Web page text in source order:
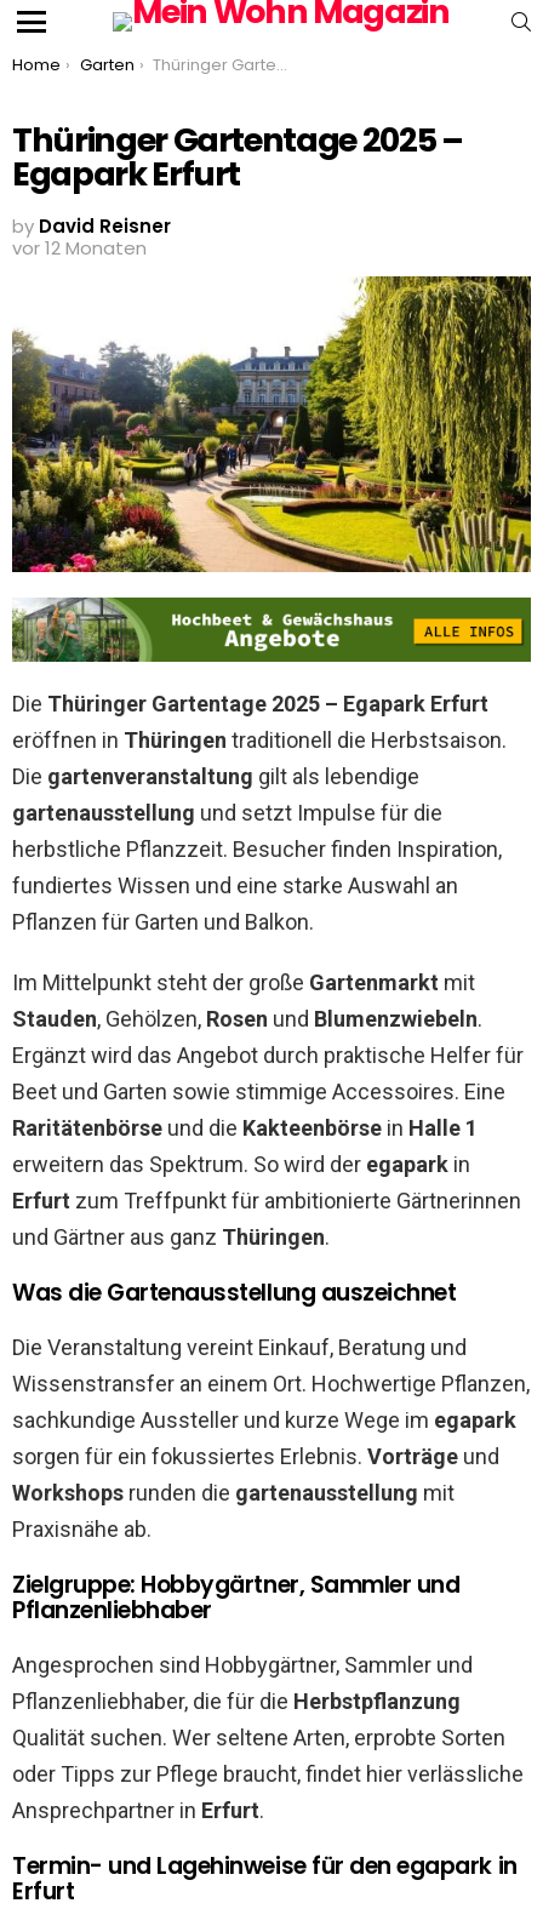
You are here:
Home Garten Thüringer Gartentage 2025 – Egapark Erfurt
Thüringer Gartentage 2025 –
Egapark Erfurt
by David Reisner
vor 12 Monaten
Die Thüringer Gartentage 2025 – Egapark Erfurt
eröffnen in Thüringen traditionell die Herbstsaison.
Die gartenveranstaltung gilt als lebendige
gartenausstellung und setzt Impulse für die
herbstliche Pflanzzeit. Besucher finden Inspiration,
fundiertes Wissen und eine starke Auswahl an
Pflanzen für Garten und Balkon.
Im Mittelpunkt steht der große Gartenmarkt mit
Stauden, Gehölzen, Rosen und Blumenzwiebeln.
Ergänzt wird das Angebot durch praktische Helfer für
Beet und Garten sowie stimmige Accessoires. Eine
Raritätenbörse und die Kakteenbörse in Halle 1
erweitern das Spektrum. So wird der egapark in
Erfurt zum Treffpunkt für ambitionierte Gärtnerinnen
und Gärtner aus ganz Thüringen.
Was die Gartenausstellung auszeichnet
Die Veranstaltung vereint Einkauf, Beratung und
Wissenstransfer an einem Ort. Hochwertige Pflanzen,
sachkundige Aussteller und kurze Wege im egapark
sorgen für ein fokussiertes Erlebnis. Vorträge und
Workshops runden die gartenausstellung mit
Praxisnähe ab.
Zielgruppe: Hobbygärtner, Sammler und
Pflanzenliebhaber
Angesprochen sind Hobbygärtner, Sammler und
Pflanzenliebhaber, die für die Herbstpflanzung
Qualität suchen. Wer seltene Arten, erprobte Sorten
oder Tipps zur Pflege braucht, findet hier verlässliche
Ansprechpartner in Erfurt.
Termin- und Lagehinweise für den egapark in
Erfurt